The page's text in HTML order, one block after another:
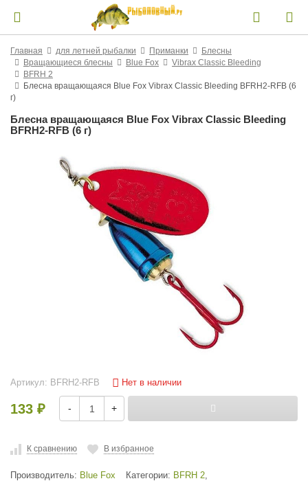
Главная для летней рыбалки Приманки
Блесны
Вращающиеся блесны
Blue Fox
Vibrax Classic Bleeding
BFRH 2
Блесна вращающаяся Blue Fox Vibrax Classic Bleeding BFRH2-RFB (6
г)
Блесна вращающаяся Blue Fox Vibrax Classic Bleeding
BFRH2-RFB (6 г)
Артикул: BFRH2-RFB Нет в наличии
133 ₽ - +
К сравнению В избранное
Производитель: Blue Fox Категории: BFRH 2,